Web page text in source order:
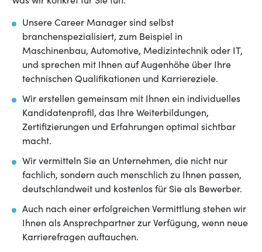
Unsere Career Manager sind selbst
branchenspezialisiert, zum Beispiel in
Maschinenbau, Automotive, Medizintechnik oder IT,
und sprechen mit Ihnen auf Augenhöhe über Ihre
technischen Qualifikationen und Karriereziele.
Wir erstellen gemeinsam mit Ihnen ein individuelles
Kandidatenprofil, das Ihre Weiterbildungen,
Zertifizierungen und Erfahrungen optimal sichtbar
macht.
Wir vermitteln Sie an Unternehmen, die nicht nur
fachlich, sondern auch menschlich zu Ihnen passen,
deutschlandweit und kostenlos für Sie als Bewerber.
Auch nach einer erfolgreichen Vermittlung stehen wir
Ihnen als Ansprechpartner zur Verfügung, wenn neue
Karrierefragen auftauchen.